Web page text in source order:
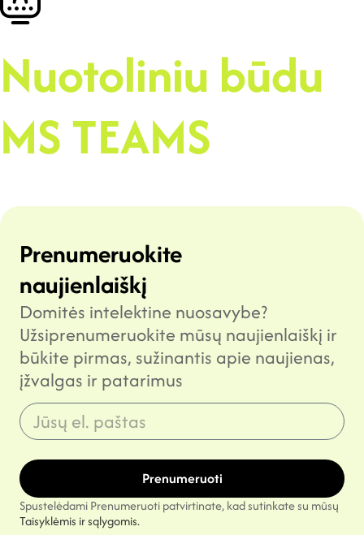
Nuotoliniu būdu
MS TEAMS
Prenumeruokite
naujienlaiškį
Domitės intelektine nuosavybe?
Užsiprenumeruokite mūsų naujienlaiškį ir
būkite pirmas, sužinantis apie naujienas,
įžvalgas ir patarimus
Prenumeruoti
Spustelėdami Prenumeruoti patvirtinate, kad sutinkate su mūsų
Taisyklėmis ir sąlygomis.